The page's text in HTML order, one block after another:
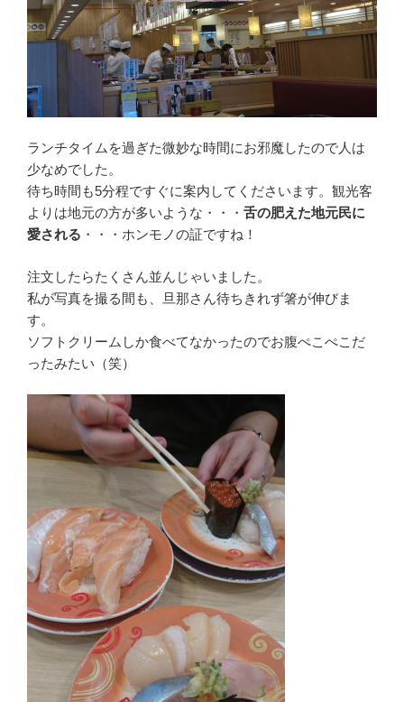
ランチタイムを過ぎた微妙な時間にお邪魔したので人は
少なめでした。
待ち時間も5分程ですぐに案内してくださいます。観光客
よりは地元の方が多いような・・・ 舌の肥えた地元民に
愛される ・・・ホンモノの証ですね！
注文したらたくさん並んじゃいました。
私が写真を撮る間も、旦那さん待ちきれず箸が伸びま
す。
ソフトクリームしか食べてなかったのでお腹ぺこぺこだ
ったみたい（笑）